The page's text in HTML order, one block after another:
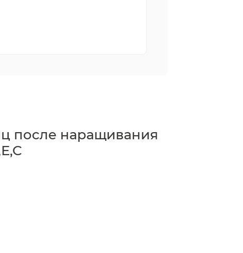
после наращивания